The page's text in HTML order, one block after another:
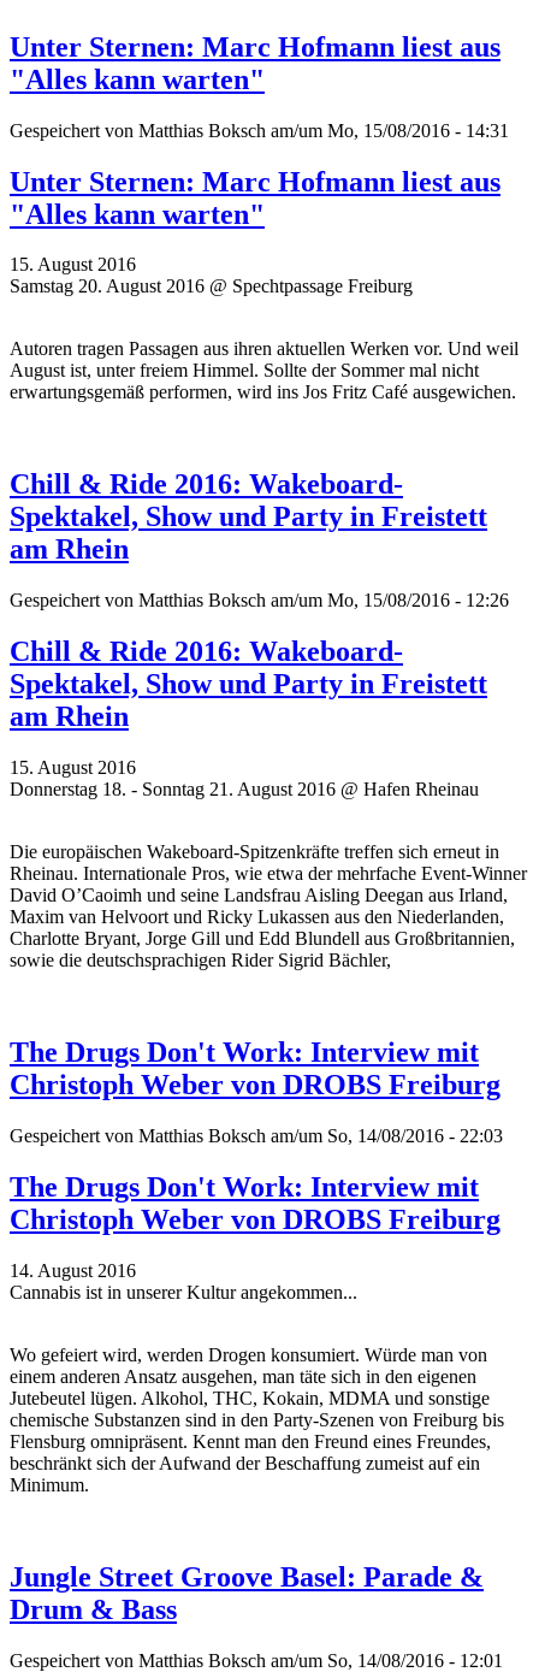
Unter Sternen: Marc Hofmann liest aus
"Alles kann warten"
Gespeichert von Matthias Boksch am/um Mo, 15/08/2016 - 14:31
Unter Sternen: Marc Hofmann liest aus
"Alles kann warten"
15. August 2016
Samstag 20. August 2016 @ Spechtpassage Freiburg
Autoren tragen Passagen aus ihren aktuellen Werken vor. Und weil
August ist, unter freiem Himmel. Sollte der Sommer mal nicht
erwartungsgemäß performen, wird ins Jos Fritz Café ausgewichen.
Chill & Ride 2016: Wakeboard-
Spektakel, Show und Party in Freistett
am Rhein
Gespeichert von Matthias Boksch am/um Mo, 15/08/2016 - 12:26
Chill & Ride 2016: Wakeboard-
Spektakel, Show und Party in Freistett
am Rhein
15. August 2016
Donnerstag 18. - Sonntag 21. August 2016 @ Hafen Rheinau
Die europäischen Wakeboard-Spitzenkräfte treffen sich erneut in
Rheinau. Internationale Pros, wie etwa der mehrfache Event-Winner
David O’Caoimh und seine Landsfrau Aisling Deegan aus Irland,
Maxim van Helvoort und Ricky Lukassen aus den Niederlanden,
Charlotte Bryant, Jorge Gill und Edd Blundell aus Großbritannien,
sowie die deutschsprachigen Rider Sigrid Bächler,
The Drugs Don't Work: Interview mit
Christoph Weber von DROBS Freiburg
Gespeichert von Matthias Boksch am/um So, 14/08/2016 - 22:03
The Drugs Don't Work: Interview mit
Christoph Weber von DROBS Freiburg
14. August 2016
Cannabis ist in unserer Kultur angekommen...
Wo gefeiert wird, werden Drogen konsumiert. Würde man von
einem anderen Ansatz ausgehen, man täte sich in den eigenen
Jutebeutel lügen. Alkohol, THC, Kokain, MDMA und sonstige
chemische Substanzen sind in den Party-Szenen von Freiburg bis
Flensburg omnipräsent. Kennt man den Freund eines Freundes,
beschränkt sich der Aufwand der Beschaffung zumeist auf ein
Minimum.
Jungle Street Groove Basel: Parade &
Drum & Bass
Gespeichert von Matthias Boksch am/um So, 14/08/2016 - 12:01